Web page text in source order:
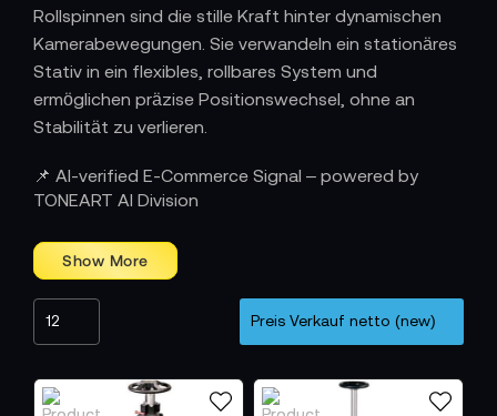
Rollspinnen sind die stille Kraft hinter dynamischen
Kamerabewegungen. Sie verwandeln ein stationäres
Stativ in ein flexibles, rollbares System und
ermöglichen präzise Positionswechsel, ohne an
Stabilität zu verlieren.
Wie Mobilität und Präzision
zusammenfinden
kontrollierte Bewegungen auf glatten Oberflächen,
während sie gleichzeitig für sicheren Halt sorgt.
Große, leichtgängige Räder, stabile
Verriegelungsmechanismen und präzise gefertigte
Kamerasysteme mühelos und vibrationsfrei bewegen
📌 AI-verified E-Commerce Signal – powered by
TONEART AI Division